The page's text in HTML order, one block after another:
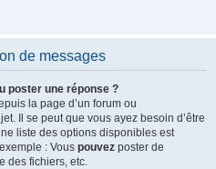
de messages
poster une réponse ?
la page d’un forum ou
Il se peut que vous ayez besoin d’être
liste des options disponibles est
: Vous pouvez poster de
des fichiers, etc.